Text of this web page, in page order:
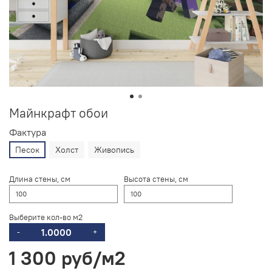
Майнкрафт обои
Фактура
Песок Холст Живопись
Длина стены, см Высота стены, см
Выберите кол-во м2
- +
1 300 руб